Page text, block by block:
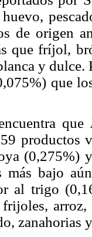
de origen
que fríjol,
y
que
que
productos
(0,275%)
más bajo
al trigo
zanahorias